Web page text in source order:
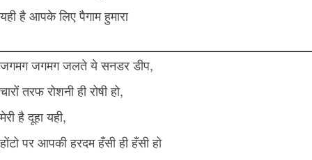
यही है आपके लिए पैगाम हुमारा
जगमग जगमग जलते ये सनडर डीप,
चारों तरफ रोशनी ही रोषी हो,
मेरी है दूहा यही,
होंटो पर आपकी हरदम हँसी ही हँसी हो